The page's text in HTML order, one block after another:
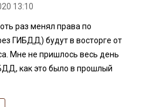
13:10
раз менял права по
ГИБДД) будут в восторге от
Мне не пришлось весь день
как это было в прошлый